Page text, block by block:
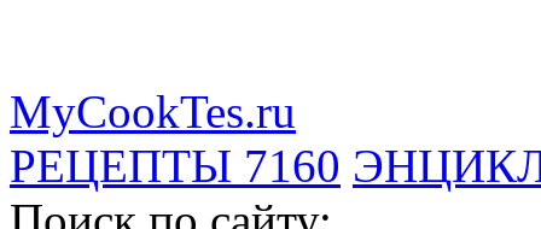
MyCookTes.ru
РЕЦЕПТЫ 7160